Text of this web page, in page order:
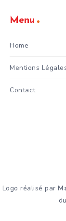
Menu
Home
Mentions
Contact
Logo réalisé par